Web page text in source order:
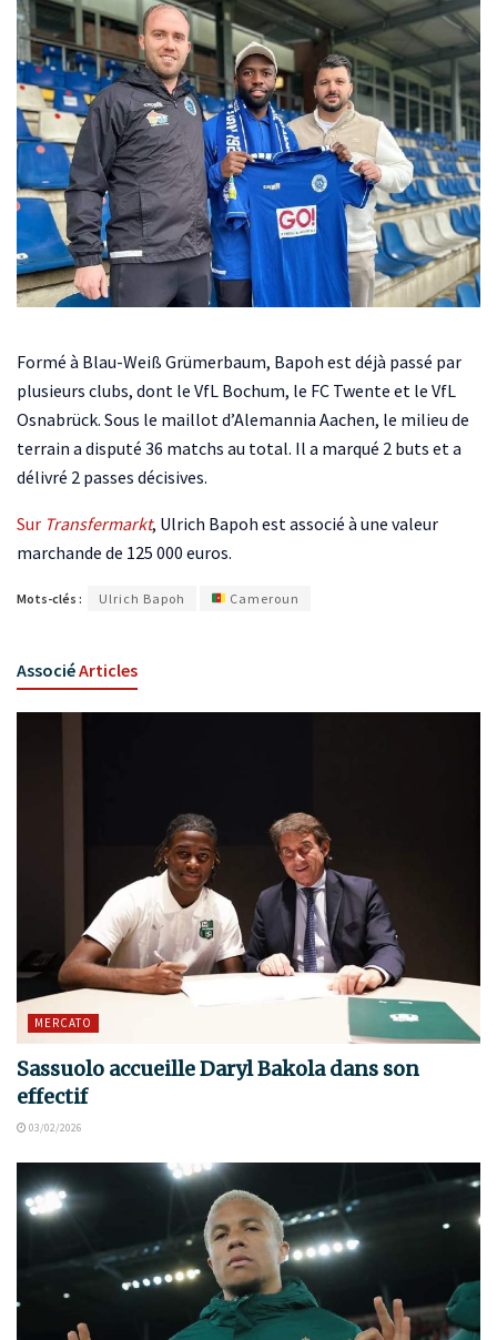
Formé à Blau-Weiß Grümerbaum, Bapoh est déjà passé par
plusieurs clubs, dont le VfL Bochum, le FC Twente et le VfL
Osnabrück. Sous le maillot d’Alemannia Aachen, le milieu de
terrain a disputé 36 matchs au total. Il a marqué 2 buts et a
délivré 2 passes décisives.
Sur Transfermarkt, Ulrich Bapoh est associé à une valeur
marchande de 125 000 euros.
Mots-clés : Ulrich Bapoh Cameroun
AssociéArticles
MERCATO
Sassuolo accueille Daryl Bakola dans son
effectif
03/02/2026